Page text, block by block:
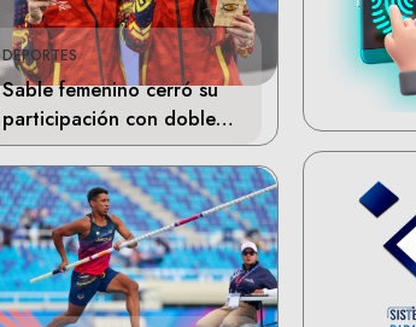
DEPORTES
Sable femenino cerró su
participación con doble
bronce en Santo Domingo